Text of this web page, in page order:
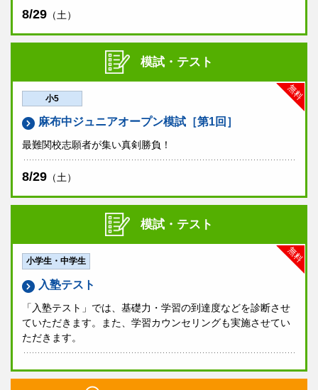
8/29 （土）
模試・テスト
無料
小5
麻布中ジュニアオープン模試［第1回］
最難関校志願者が集い真剣勝負！
8/29 （土）
模試・テスト
無料
小学生・中学生
入塾テスト
「入塾テスト」では、基礎力・学習の到達度などを診断させ
ていただきます。また、学習カウンセリングも実施させてい
ただきます。